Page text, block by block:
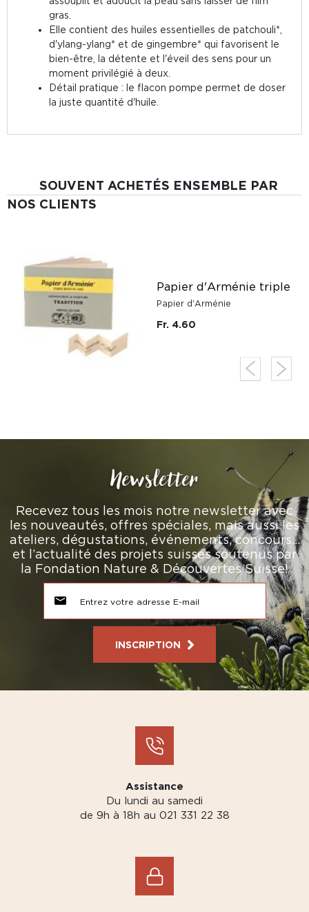
gras.
Elle contient des huiles essentielles de patchouli*,
d'ylang-ylang* et de gingembre* qui favorisent le
bien-être, la détente et l'éveil des sens pour un
moment privilégié à deux.
Détail pratique : le flacon pompe permet de doser
la juste quantité d'huile.
SOUVENT ACHETÉS ENSEMBLE PAR
NOS CLIENTS
Papier d'Arménie triple
Papier d'Arménie
Fr. 4.60
Newsletter
Recevez tous les mois notre newsletter avec
les nouveautés, offres spéciales, mais aussi les
ateliers, dégustations, événements, concours…
et l’actualité des projets suisses soutenus par
la Fondation Nature & Découvertes Suisse!
INSCRIPTION
Assistance
Du lundi au samedi
de 9h à 18h au 021 331 22 38